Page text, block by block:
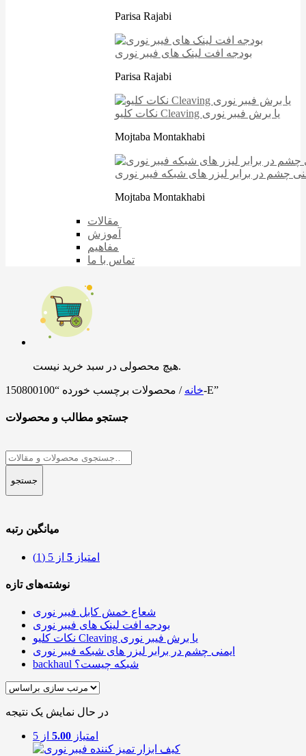
Parisa Rajabi
بودجه افت لینک های فیبر نوری
Parisa Rajabi
نکات کلیو Cleaving یا برش فیبر نوری
Mojtaba Montakhabi
چشم در برابر لیزر های شبکه فیبر نوری
Mojtaba Montakhabi
مقالات
آموزش
مفاهیم
تماس با ما
هیچ محصولی در سبد خرید نیست.
خانه/ محصولات برچسب خورده “150800100-E”
جستجو مطالب و محصولات
برای:
جستجو
میانگین رتبه
امتیاز 5 از 5 (1)
نوشته‌های تازه
شعاع خمش کابل فیبر نوری
بودجه افت لینک های فیبر نوری
نکات کلیو Cleaving یا برش فیبر نوری
ایمنی چشم در برابر لیزر های شبکه فیبر نوری
backhaul شبکه چیست؟
در حال نمایش یک نتیجه
امتیاز 5.00 از 5